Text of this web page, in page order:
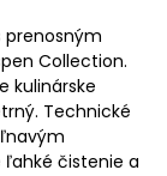
prenosným
Collection.
kulinárske
Technické
ľahké čistenie a